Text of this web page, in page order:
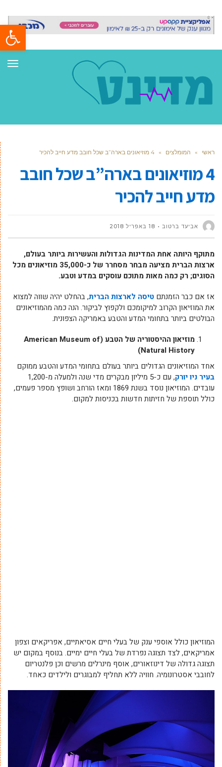
פתח
ראשי » המומלצים » 4 מוזיאונים בארה”ב שכל חובב מדע חייב להכיר
4 מוזיאונים בארה”ב שכל חובב
מדע חייב להכיר
אביעד ברטוב 18 באפריל 2018
מתוקף היותה אחת המדינות הגדולות והעשירות ביותר בעולם,
ארצות הברית מציעה מבחר מסחרר של כ-35,000 מוזיאונים מכל
הסוגים; רק כמה מאות מתוכם עוסקים במדע וטבע.
אז אם כבר הזמנתם טיסה לארצות הברית, בהחלט יהיה שווה למצוא
את המוזיאון הקרוב למיקומכם ולקפוץ לביקור. הנה כמה מהמוזיאונים
הבולטים ביותר בתחומי המדע והטבע באמריקה הצפונית.
מוזיאון ההיסטוריה של הטבע (American Museum of
Natural History)
אחד המוזיאונים הגדולים ביותר בעולם בתחומי המדע והטבע ממוקם
בעיר ניו יורק
, עם כ-5 מיליון מבקרים מדי שנה ולמעלה מ-1,200
עובדים. המוזיאון נוסד בשנת 1869 ומאז הורחב ושופץ מספר פעמים,
כולל תוספת של חזיתות חדשות בכניסות למקום.
המוזיאון כולל אוספי ענק של בעלי חיים אסיאתיים, אפריקאים וצפון
אמריקאים, לצד תצוגה נפרדת של בעלי חיים ימיים. בנוסף במקום יש
תצוגה גדולה של דינוזאורים, אוסף מינרלים מרשים וכן פלנטריום
לחובבי אסטרונומיה. חוויה ללא תחליף למבוגרים ולילדים כאחד.